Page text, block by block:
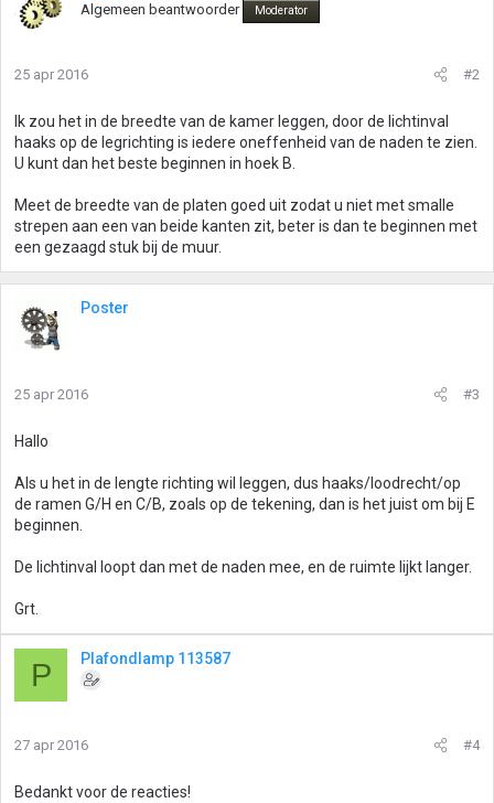
Algemeen beantwoorder Moderator
25 apr 2016 #2
Ik zou het in de breedte van de kamer leggen, door de lichtinval
haaks op de legrichting is iedere oneffenheid van de naden te zien.
U kunt dan het beste beginnen in hoek B.
Meet de breedte van de platen goed uit zodat u niet met smalle
strepen aan een van beide kanten zit, beter is dan te beginnen met
een gezaagd stuk bij de muur.
Poster
25 apr 2016 #3
Hallo
Als u het in de lengte richting wil leggen, dus haaks/loodrecht/op
de ramen G/H en C/B, zoals op de tekening, dan is het juist om bij E
beginnen.
De lichtinval loopt dan met de naden mee, en de ruimte lijkt langer.
Grt.
P Plafondlamp 113587
27 apr 2016 #4
Bedankt voor de reacties!